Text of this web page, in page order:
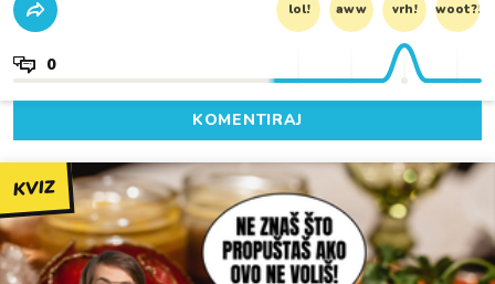
lol! aww vrh! woot?!
0
KOMENTIRAJ
KVIZ